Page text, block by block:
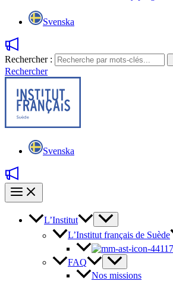
Svenska
Rechercher :
Rechercher
Svenska
L’Institut
L’Institut français de Suède
FAQ
Nos missions